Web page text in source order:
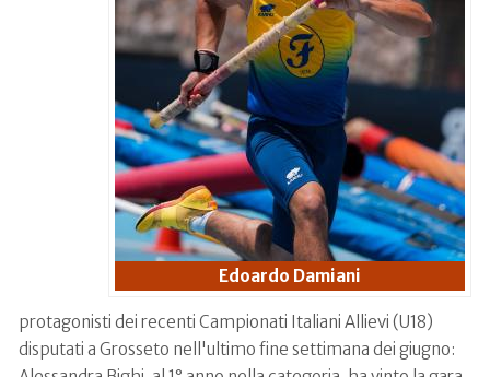
Edoardo Damiani
protagonisti dei recenti Campionati Italiani Allievi (U18)
disputati a Grosseto nell'ultimo fine settimana dei giugno: